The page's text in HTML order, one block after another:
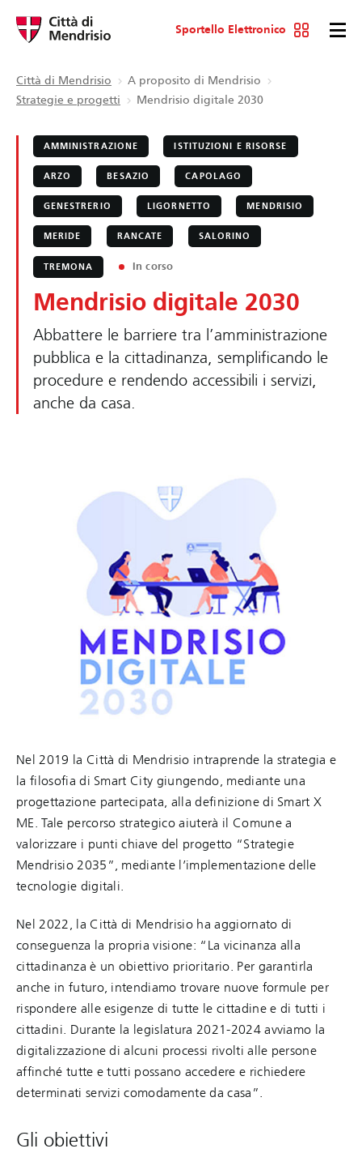
Sportello Elettronico
Città di Mendrisio
A proposito di Mendrisio
Strategie e progetti
Mendrisio digitale 2030
AMMINISTRAZIONE ISTITUZIONI E RISORSE
ARZO BESAZIO CAPOLAGO
GENESTRERIO LIGORNETTO MENDRISIO
MERIDE RANCATE SALORINO
TREMONA In corso
Mendrisio digitale 2030
Abbattere le barriere tra l’amministrazione
pubblica e la cittadinanza, semplificando le
procedure e rendendo accessibili i servizi,
anche da casa.
Nel 2019 la Città di Mendrisio intraprende la strategia e
la filosofia di Smart City giungendo, mediante una
progettazione partecipata, alla definizione di Smart X
ME. Tale percorso strategico aiuterà il Comune a
valorizzare i punti chiave del progetto “Strategie
Mendrisio 2035”, mediante l’implementazione delle
tecnologie digitali.
Nel 2022, la Città di Mendrisio ha aggiornato di
conseguenza la propria visione: “La vicinanza alla
cittadinanza è un obiettivo prioritario. Per garantirla
anche in futuro, intendiamo trovare nuove formule per
rispondere alle esigenze di tutte le cittadine e di tutti i
cittadini. Durante la legislatura 2021-2024 avviamo la
digitalizzazione di alcuni processi rivolti alle persone
affinché tutte e tutti possano accedere e richiedere
determinati servizi comodamente da casa”.
Gli obiettivi